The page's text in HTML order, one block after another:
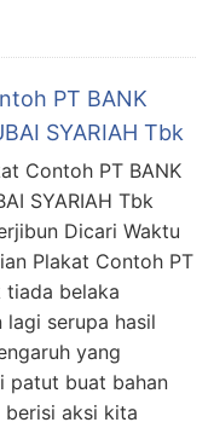
PT BANK
SYARIAH Tbk
Contoh PT BANK
SYARIAH Tbk
Dicari Waktu
Plakat Contoh PT
tiada belaka
lagi serupa hasil
yang
patut buat bahan
berisi aksi kita